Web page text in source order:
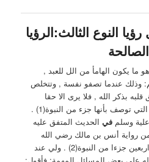
النوع الثالث:الرؤيا
ما يكون الهامأ من الل للعبد ,
وذلك عندما تصفو نفسة , وتتخلص
بذكر الله , فلا يرى الا حقا
وصدقا, وتلك هي الرؤيا الصادقة ‏التي توصف بأنها جزء من النبوة(1) .
وسلمفي الحديث المتفق عليه
رواية أنس بن مالك رضي الله
عنه:رؤيا المؤمن جزء من سته واربعين جزءا من النبوة(2) . ‏ولي عند